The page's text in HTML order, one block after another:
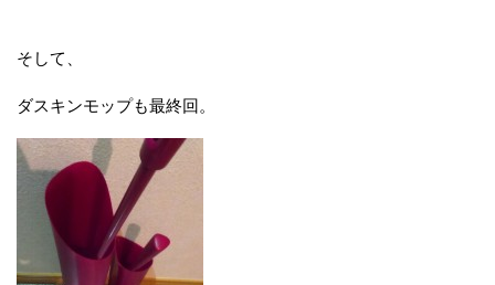
そして、
ダスキンモップも最終回。